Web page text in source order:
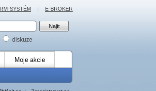
diskuze
Moje akcie
RM-SYSTÉM | E-BROKER